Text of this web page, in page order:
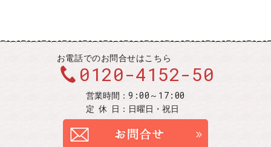
お電話でのお問合せはこちら
0120-4152-50
営業時間：9:00～17:00
定休 日： 日曜日・祝日